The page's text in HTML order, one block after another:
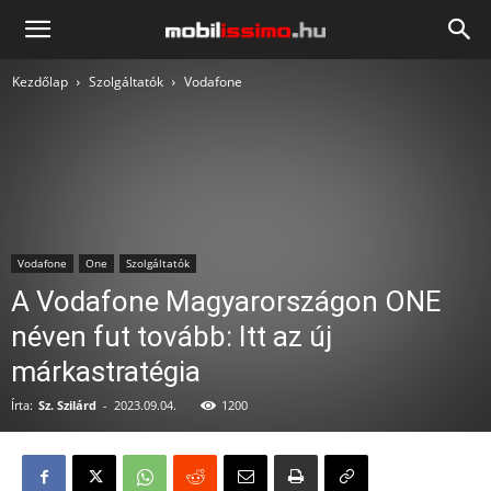
Mobilissimo.hu
Kezdőlap Szolgáltatók Vodafone
Vodafone One Szolgáltatók
A Vodafone Magyarországon ONE
néven fut tovább: Itt az új
márkastratégia
Írta: Sz. Szilárd - 2023.09.04. 1200